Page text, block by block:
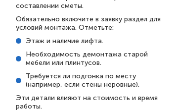
составлении сметы.
Обязательно включите в заявку раздел для
условий монтажа. Отметьте:
Этаж и наличие лифта.
Необходимость демонтажа старой
мебели или плинтусов.
Требуется ли подгонка по месту
(например, если стены неровные).
Эти детали влияют на стоимость и время
работы.